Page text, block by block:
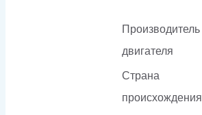
Производитель
двигателя
Страна
происхождения